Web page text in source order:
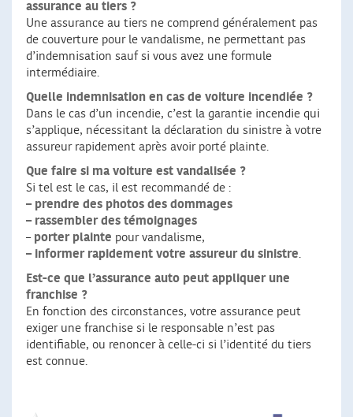
assurance au tiers ?
Une assurance au tiers ne comprend généralement pas
de couverture pour le vandalisme, ne permettant pas
d’indemnisation sauf si vous avez une formule
intermédiaire.
Quelle indemnisation en cas de voiture incendiée ?
Dans le cas d’un incendie, c’est la garantie incendie qui
s’applique, nécessitant la déclaration du sinistre à votre
assureur rapidement après avoir porté plainte.
Que faire si ma voiture est vandalisée ?
Si tel est le cas, il est recommandé de :
– prendre des photos des dommages
– rassembler des témoignages
– porter plainte pour vandalisme,
– informer rapidement votre assureur du sinistre.
Est-ce que l’assurance auto peut appliquer une
franchise ?
En fonction des circonstances, votre assurance peut
exiger une franchise si le responsable n’est pas
identifiable, ou renoncer à celle-ci si l’identité du tiers
est connue.